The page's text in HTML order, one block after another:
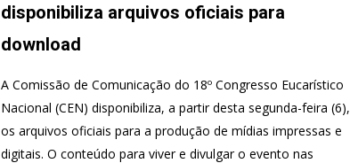
disponibiliza arquivos oficiais para
download
A Comissão de Comunicação do 18º Congresso Eucarístico
Nacional (CEN) disponibiliza, a partir desta segunda-feira (6),
os arquivos oficiais para a produção de mídias impressas e
digitais. O conteúdo para viver e divulgar o evento nas